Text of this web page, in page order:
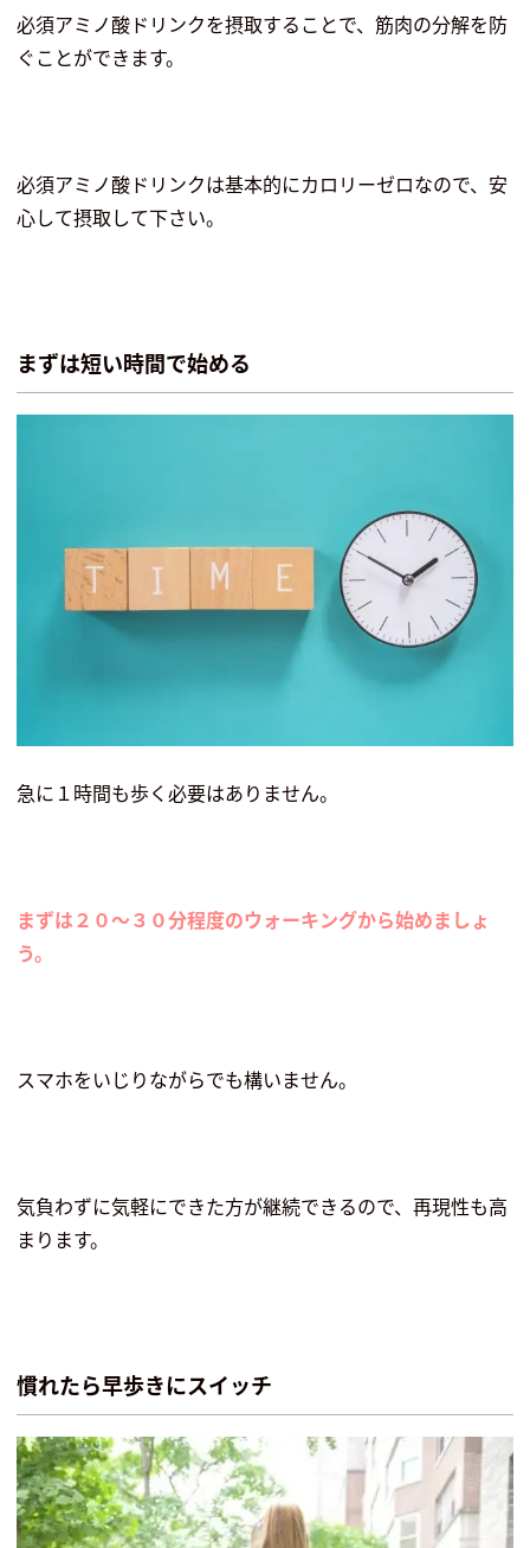
必須アミノ酸ドリンクを摂取することで、筋肉の分解を防
ぐことができます。
必須アミノ酸ドリンクは基本的にカロリーゼロなので、安
心して摂取して下さい。
まずは短い時間で始める
急に１時間も歩く必要はありません。
まずは２０〜３０分程度のウォーキングから始めましょ
う。
スマホをいじりながらでも構いません。
気負わずに気軽にできた方が継続できるので、再現性も高
まります。
慣れたら早歩きにスイッチ